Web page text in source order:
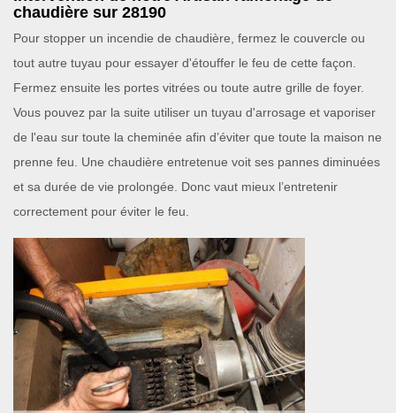
chaudière sur 28190
Pour stopper un incendie de chaudière, fermez le couvercle ou
tout autre tuyau pour essayer d'étouffer le feu de cette façon.
Fermez ensuite les portes vitrées ou toute autre grille de foyer.
Vous pouvez par la suite utiliser un tuyau d'arrosage et vaporiser
de l'eau sur toute la cheminée afin d’éviter que toute la maison ne
prenne feu. Une chaudière entretenue voit ses pannes diminuées
et sa durée de vie prolongée. Donc vaut mieux l’entretenir
correctement pour éviter le feu.